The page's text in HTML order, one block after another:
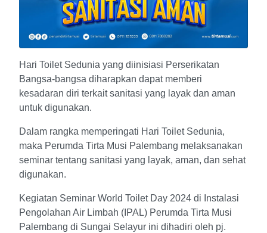
Hari Toilet Sedunia yang diinisiasi Perserikatan
Bangsa-bangsa diharapkan dapat memberi
kesadaran diri terkait sanitasi yang layak dan aman
untuk digunakan.
Dalam rangka memperingati Hari Toilet Sedunia,
maka Perumda Tirta Musi Palembang melaksanakan
seminar tentang sanitasi yang layak, aman, dan sehat
digunakan.
Kegiatan Seminar World Toilet Day 2024 di Instalasi
Pengolahan Air Limbah (IPAL) Perumda Tirta Musi
Palembang di Sungai Selayur ini dihadiri oleh pj.